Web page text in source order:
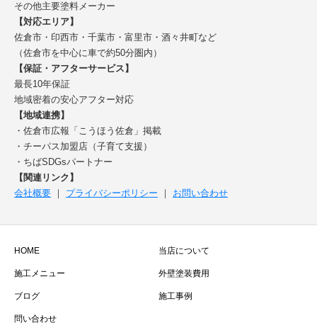
その他主要塗料メーカー
【対応エリア】
佐倉市・印西市・千葉市・富里市・酒々井町など
（佐倉市を中心に車で約50分圏内）
【保証・アフターサービス】
最長10年保証
地域密着の安心アフター対応
【地域連携】
・佐倉市広報「こうほう佐倉」掲載
・チーパス加盟店（子育て支援）
・ちばSDGsパートナー
【関連リンク】
会社概要 ｜ プライバシーポリシー ｜ お問い合わせ
HOME 当店について
施工メニュー 外壁塗装費用
ブログ 施工事例
問い合わせ